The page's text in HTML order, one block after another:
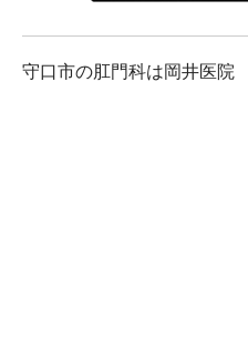
守口市の肛門科は岡井医院